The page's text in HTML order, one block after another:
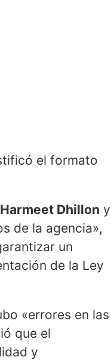
el formato
Harmeet Dhillon y
de la agencia»,
un
de la Ley
«errores en las
que el
y